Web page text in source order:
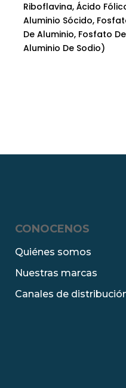
Riboflavina, Ácido
Aluminio Sócido,
De Aluminio, Fosfato
Aluminio De Sodio)
CONOCENOS
Quiénes somos
Nuestras marcas
Canales de